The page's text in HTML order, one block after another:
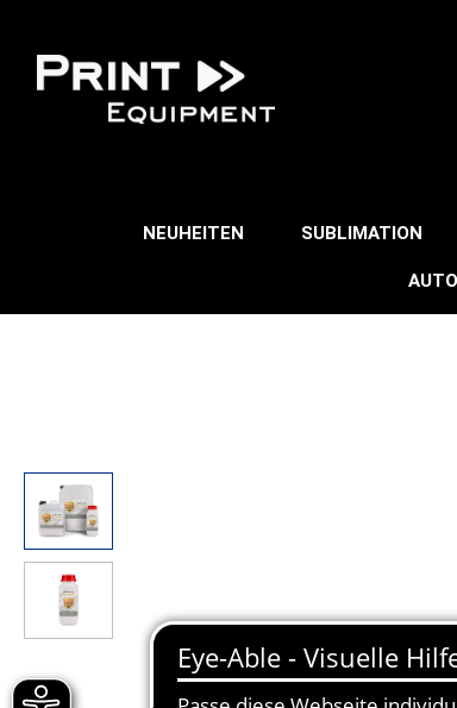
NEUHEITEN SUBLIMATION